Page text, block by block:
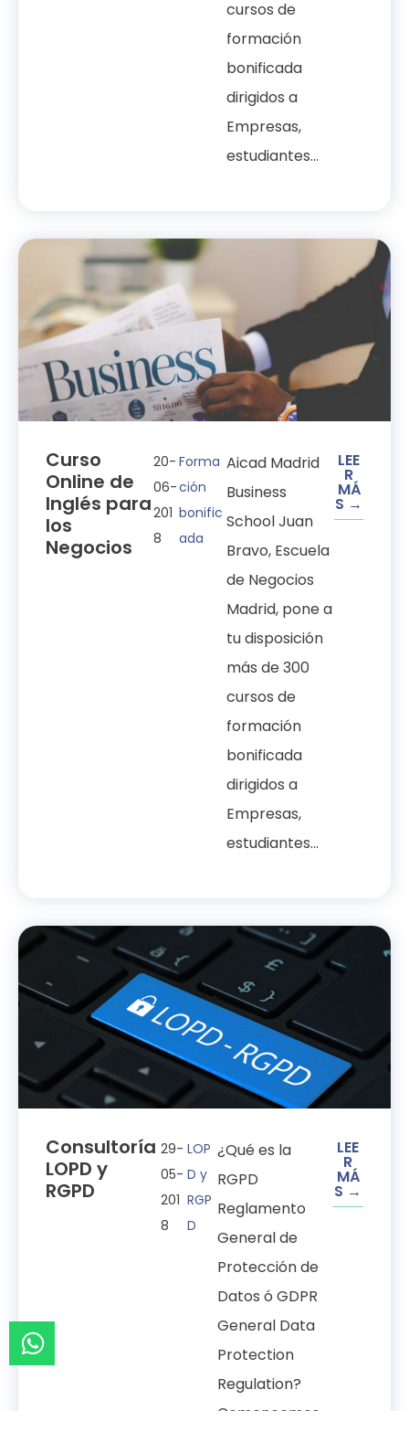
cursos de
formación
bonificada
dirigidos a
Empresas,
estudiantes...
Curso
Online de
Inglés para
los
Negocios
20-
06-
201
8
Forma
ción
bonific
ada
Aicad Madrid
Business
School Juan
Bravo, Escuela
de Negocios
Madrid, pone a
tu disposición
más de 300
cursos de
formación
bonificada
dirigidos a
Empresas,
estudiantes...
LEE
R
MÁ
S →
Consultoría
LOPD y
RGPD
29-
05-
201
8
LOP
D y
RGP
D
¿Qué es la
RGPD
Reglamento
General de
Protección de
Datos ó GDPR
General Data
Protection
Regulation?
Comencemos
LEE
R
MÁ
S →